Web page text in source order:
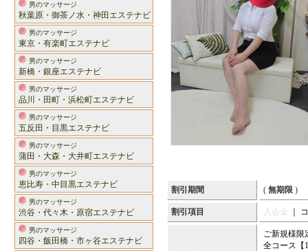
男のマッサージ
秋葉原・御茶ノ水・神田エステナビ
男のマッサージ
東京・有楽町エステナビ
男のマッサージ
新橋・銀座エステナビ
男のマッサージ
品川・田町・浜松町エステナビ
男のマッサージ
五反田・目黒エステナビ
男のマッサージ
蒲田・大森・大井町エステナビ
男のマッサージ
恵比寿・中目黒エステナビ
男のマッサージ
渋谷・代々木・原宿エステナビ
男のマッサージ
四谷・飯田橋・市ヶ谷エステナビ
割引期間 ( 無期限 )
割引項目 入会金 ｜
ご新規様限
全コース【